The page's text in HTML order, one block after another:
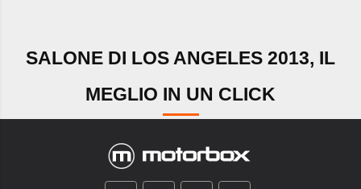
SALONE DI LOS ANGELES 2013, IL
MEGLIO IN UN CLICK